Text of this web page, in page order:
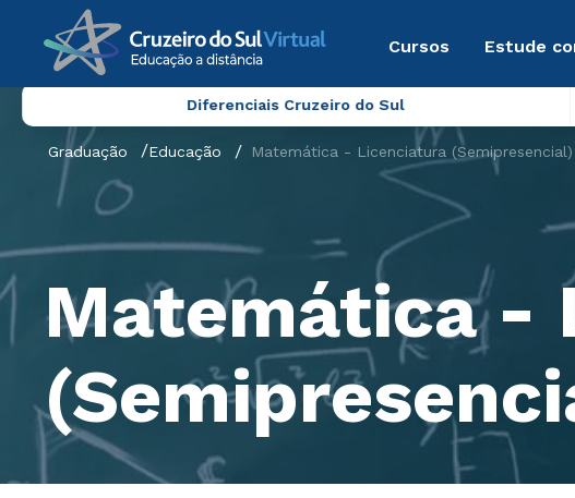
Cursos Estude
Diferenciais Cruzeiro do Sul
Graduação Educação Matemática - Licenciatura (Semipresencial)
Matemática -